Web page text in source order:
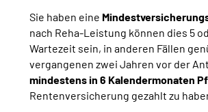
Mein Kundenportal
Sie haben eine
nach Reha-Leistung können dies 5
Wartezeit sein, in anderen Fällen
vergangenen zwei Jahren vor der
mindestens in 6 Kalendermonaten
Rentenversicherung gezahlt zu